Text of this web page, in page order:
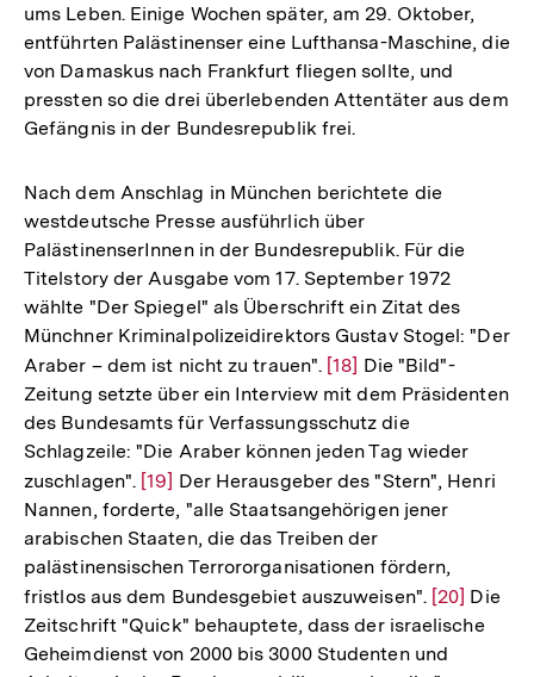
ums Leben. Einige Wochen später, am 29. Oktober,
entführten Palästinenser eine Lufthansa-Maschine, die
von Damaskus nach Frankfurt fliegen sollte, und
pressten so die drei überlebenden Attentäter aus dem
Gefängnis in der Bundesrepublik frei.
Nach dem Anschlag in München berichtete die
westdeutsche Presse ausführlich über
PalästinenserInnen in der Bundesrepublik. Für die
Titelstory der Ausgabe vom 17. September 1972
wählte "Der Spiegel" als Überschrift ein Zitat des
Münchner Kriminalpolizeidirektors Gustav Stogel: "Der
Araber – dem ist nicht zu trauen". Zur
Auflösung
der
Fußnote
[18] Die "Bild"-
Zeitung setzte über ein Interview mit dem Präsidenten
des Bundesamts für Verfassungsschutz die
Schlagzeile: "Die Araber können jeden Tag wieder
zuschlagen". Zur
Auflösung
der
Fußnote
[19] Der Herausgeber des "Stern", Henri
Nannen, forderte, "alle Staatsangehörigen jener
arabischen Staaten, die das Treiben der
palästinensischen Terrororganisationen fördern,
fristlos aus dem Bundesgebiet auszuweisen". Zur
Auflösung
der
[20] Die
Zeitschrift "Quick" behauptete, dass der israelische
Geheimdienst von 2000 bis 3000 Studenten und